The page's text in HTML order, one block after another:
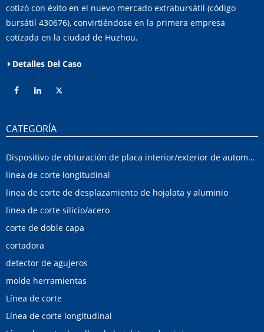
cotizó con éxito en el nuevo mercado extrabursátil (código
bursátil 430676), convirtiéndose en la primera empresa
cotizada en la ciudad de Huzhou.
Detalles Del Caso
CATEGORÍA
Dispositivo de obturación de placa interior/exterior de automóvil
linea de corte longitudinal
linea de corte de desplazamiento de hojalata y aluminio
linea de corte silicio/acero
corte de doble capa
cortadora
detector de agujeros
molde herramientas
Línea de corte
Línea de corte longitudinal